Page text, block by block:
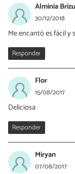
Alminia
30/12/2018
Me encantó es fácil y
Responder
Flor
15/08/2017
Deliciosa
Responder
Miryan
07/08/2017